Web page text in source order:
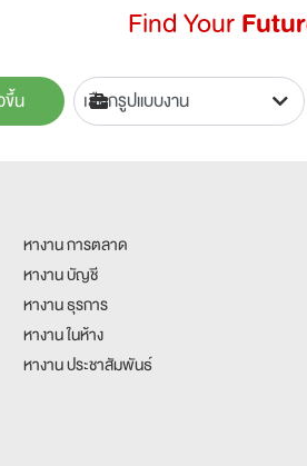
Find Your
ขึ้น
หางาน การตลาด
หางาน บัญชี
หางาน ธุรการ
หางาน ในห้าง
หางาน ประชาสัมพันธ์